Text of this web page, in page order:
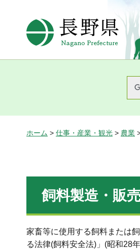
長野
ホーム > 仕事・産業・観光 > 農業
飼料製造・販
家畜等に使用する飼料または
る法律(飼料安全法)」(昭和28